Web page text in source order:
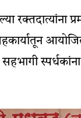
रक्तदात्यांना
सहभागी